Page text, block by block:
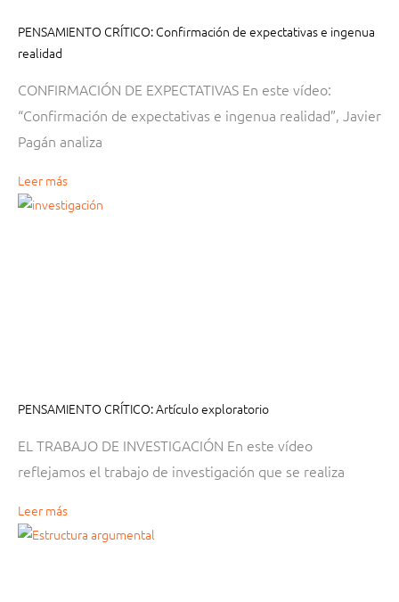
PENSAMIENTO CRÍTICO: Confirmación de expectativas e ingenua
realidad
CONFIRMACIÓN DE EXPECTATIVAS En este vídeo:
“Confirmación de expectativas e ingenua realidad”, Javier
Pagán analiza
Leer más
PENSAMIENTO CRÍTICO: Artículo exploratorio
EL TRABAJO DE INVESTIGACIÓN En este vídeo
reflejamos el trabajo de investigación que se realiza
Leer más